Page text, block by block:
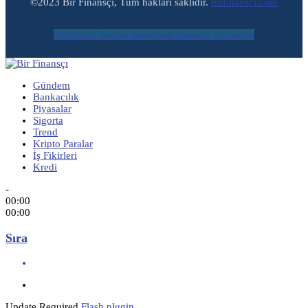
©2023 Bir Finansçı, Tüm hakları saklıdır. birfinansci.com
Facebook Twitter Instagram Youtube Envelope
Gündem
Bankacılık
Piyasalar
Sigorta
Trend
Kripto Paralar
İş Fikirleri
Kredi
-
00:00
00:00
Sıra